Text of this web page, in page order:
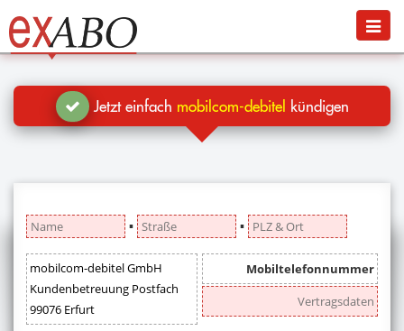
Jetzt kündigen
Blog
Hilfe
Menü
Jetzt einfach mobilcom-debitel kündigen
▪ ▪